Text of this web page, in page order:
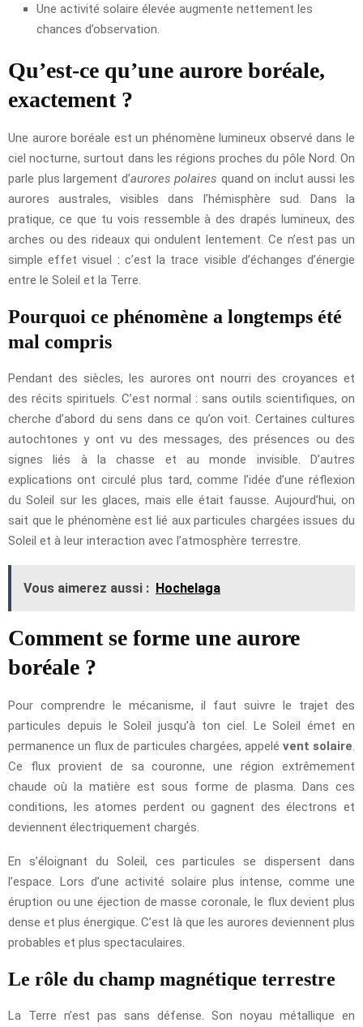
Une activité solaire élevée augmente nettement les
chances d’observation.
Qu’est-ce qu’une aurore boréale,
exactement ?
Une aurore boréale est un phénomène lumineux observé dans le
ciel nocturne, surtout dans les régions proches du pôle Nord. On
parle plus largement d’aurores polaires quand on inclut aussi les
aurores australes, visibles dans l’hémisphère sud. Dans la
pratique, ce que tu vois ressemble à des drapés lumineux, des
arches ou des rideaux qui ondulent lentement. Ce n’est pas un
simple effet visuel : c’est la trace visible d’échanges d’énergie
entre le Soleil et la Terre.
Pourquoi ce phénomène a longtemps été
mal compris
Pendant des siècles, les aurores ont nourri des croyances et
des récits spirituels. C’est normal : sans outils scientifiques, on
cherche d’abord du sens dans ce qu’on voit. Certaines cultures
autochtones y ont vu des messages, des présences ou des
signes liés à la chasse et au monde invisible. D’autres
explications ont circulé plus tard, comme l’idée d’une réflexion
du Soleil sur les glaces, mais elle était fausse. Aujourd’hui, on
sait que le phénomène est lié aux particules chargées issues du
Soleil et à leur interaction avec l’atmosphère terrestre.
Vous aimerez aussi : Hochelaga
Comment se forme une aurore
boréale ?
Pour comprendre le mécanisme, il faut suivre le trajet des
particules depuis le Soleil jusqu’à ton ciel. Le Soleil émet en
permanence un flux de particules chargées, appelé vent solaire
Ce flux provient de sa couronne, une région extrêmement
chaude où la matière est sous forme de plasma. Dans ces
conditions, les atomes perdent ou gagnent des électrons et
deviennent électriquement chargés.
En s’éloignant du Soleil, ces particules se dispersent dans
l’espace. Lors d’une activité solaire plus intense, comme une
éruption ou une éjection de masse coronale, le flux devient plus
dense et plus énergique. C’est là que les aurores deviennent plus
probables et plus spectaculaires.
Le rôle du champ magnétique terrestre
La Terre n’est pas sans défense. Son noyau métallique en